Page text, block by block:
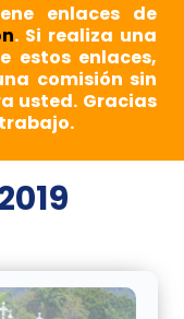
enlaces de
. Si realiza una
estos enlaces,
comisión sin
usted. Gracias